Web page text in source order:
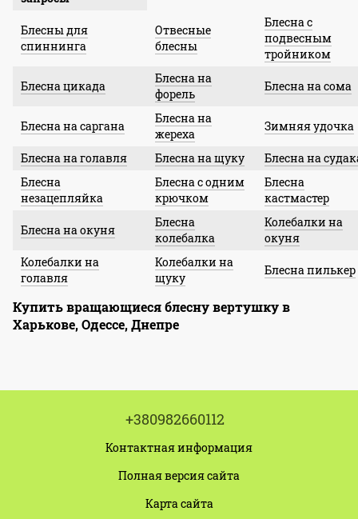
Блесны для
спиннинга
Отвесные
блесны
Блесна с
подвесным
тройником
Блесна цикада
Блесна на
форель
Блесна на сома
Блесна на саргана
Блесна на
жереха
Зимняя удочка
Блесна на голавля Блесна на щуку
Блесна на
Блесна
незацепляйка
Блесна с одним
крючком
Блесна
кастмастер
Блесна на окуня
Блесна
колебалка
Колебалки на
окуня
Колебалки на
голавля
Колебалки на
щуку
Блесна пилькер
Купить вращающиеся блесну вертушку в
Харькове, Одессе, Днепре
+380982660112
Контактная информация
Полная версия сайта
Карта сайта